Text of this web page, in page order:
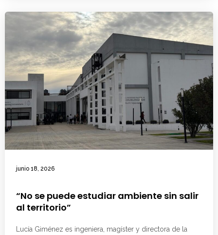
junio 18, 2026
“No se puede estudiar ambiente sin salir
al territorio”
Lucía Giménez es ingeniera, magíster y directora de la